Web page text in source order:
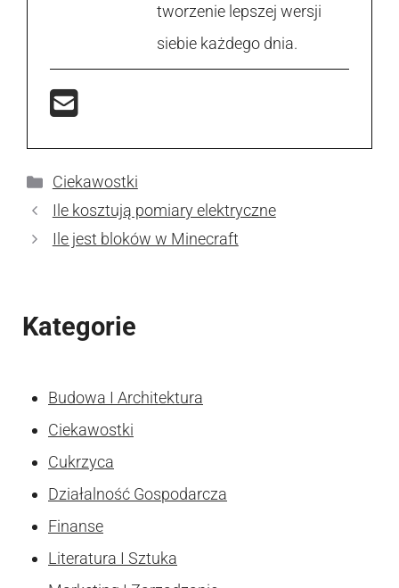
tworzenie lepszej wersji
siebie każdego dnia.
Kategorie
Ciekawostki
Ile kosztują pomiary elektryczne
Ile jest bloków w Minecraft
Kategorie
Budowa I Architektura
Ciekawostki
Cukrzyca
Działalność Gospodarcza
Finanse
Literatura I Sztuka